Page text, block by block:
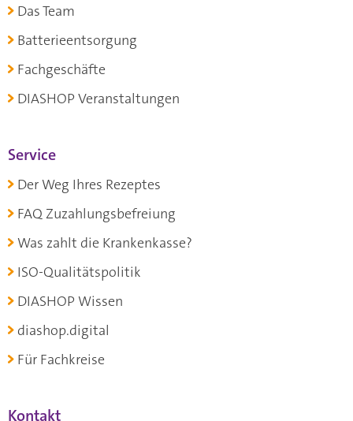
Das Team
Batterieentsorgung
Fachgeschäfte
DIASHOP Veranstaltungen
Service
Der Weg Ihres Rezeptes
FAQ Zuzahlungsbefreiung
Was zahlt die Krankenkasse?
ISO-Qualitätspolitik
DIASHOP Wissen
diashop.digital
Für Fachkreise
Kontakt